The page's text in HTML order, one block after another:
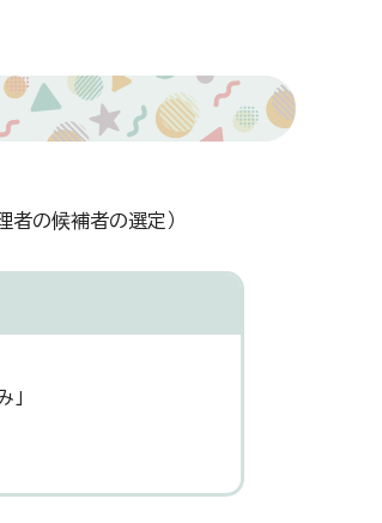
の候補者の選定）